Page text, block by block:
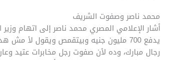
محمد ناصر وصفوت الشريف
أشار الإعلامي المصري محمد ناصر إلى اتهام
رجال مبارك، وده لأن صفوت رجل مخابرات عتيد